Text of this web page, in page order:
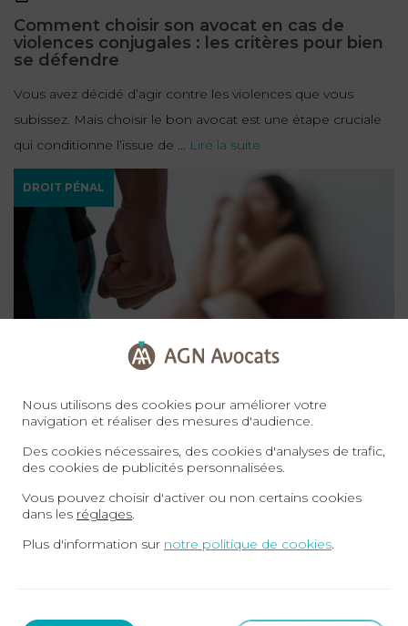
Comment choisir son avocat en cas de
violences conjugales : les critères pour bien
se défendre
Vous avez décidé d’agir contre les violences que vous
subissez. Mais choisir le bon avocat est une étape cruciale
qui conditionne l’issue de ... Lire la suite
DROIT PÉNAL
20-07-2026
Insultes, humiliations, menaces : peut-on
porter plainte contre son mari et divorcer en
même temps ?
Votre mari vous insulte, vous rabaisse, vous menace. Vous
voulez partir, mais une question vous retient : faut-il d’abord
déposer plainte ou ...Lire la suite
Nous utilisons des cookies pour améliorer votre
navigation et réaliser des mesures d'audience.
Des cookies nécessaires, des cookies d'analyses de trafic,
des cookies de publicités personnalisées.
Vous pouvez choisir d'activer ou non certains cookies
dans les réglages
Plus d'information sur notre politique de cookies